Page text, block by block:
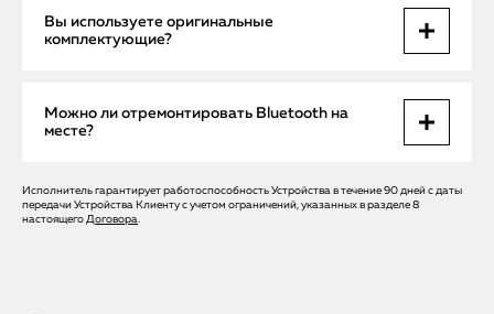
проверим целостность компонентов и восстановим
стабильную передачу сигнала.
Вы используете оригинальные
комплектующие?
Да. Только оригинальные запчасти Apple — это
гарантирует качество, полную совместимость и долгую
Можно ли отремонтировать Bluetooth на
месте?
Если проблема программная — да, мастер устранит ее на
месте. Если нужна замена детали — доставим iPhone в
Исполнитель гарантирует работоспособность Устройства в течение 90 дней с даты
передачи Устройства Клиенту с учетом ограничений, указанных в разделе 8
настоящего Договора.